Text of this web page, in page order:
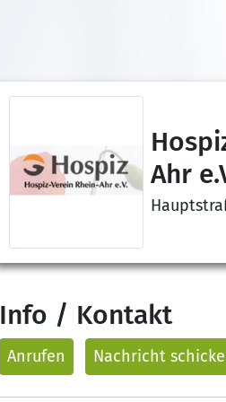
Ahr
Info / Kontakt
Anrufen Nachricht